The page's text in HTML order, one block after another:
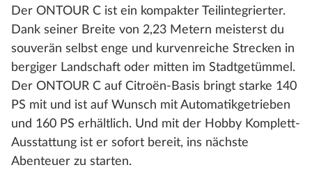
Der ONTOUR C ist ein kompakter Teilintegrierter.
Dank seiner Breite von 2,23 Metern meisterst du
souverän selbst enge und kurvenreiche Strecken in
bergiger Landschaft oder mitten im Stadtgetümmel.
Der ONTOUR C auf Citroën-Basis bringt starke 140
PS mit und ist auf Wunsch mit Automatikgetrieben
und 160 PS erhältlich. Und mit der Hobby Komplett-
Ausstattung ist er sofort bereit, ins nächste
Abenteuer zu starten.